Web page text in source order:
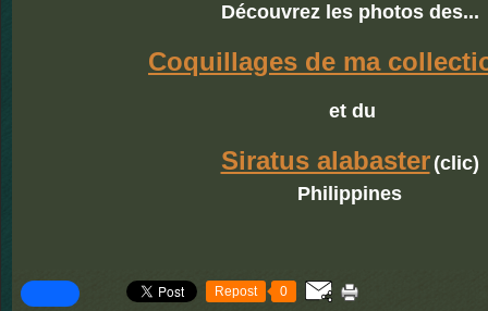
Découvrez les photos des...
Coquillages de ma
et du
Siratus alabaster (clic)
Philippines
Repost 0